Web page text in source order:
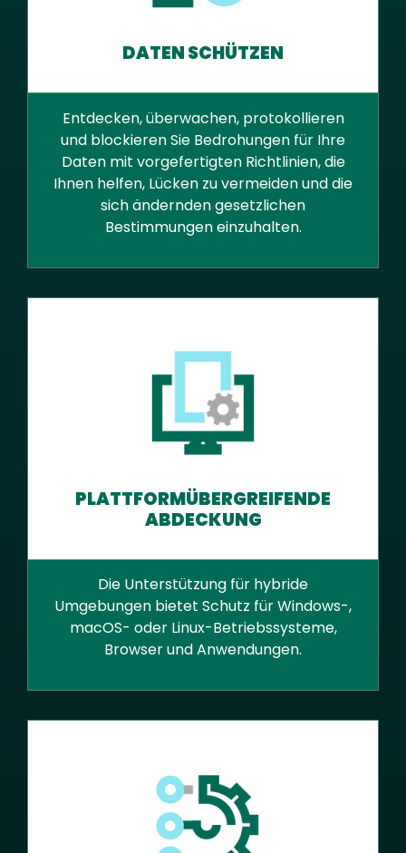
DATEN SCHÜTZEN
Entdecken, überwachen, protokollieren
und blockieren Sie Bedrohungen für Ihre
Daten mit vorgefertigten Richtlinien, die
Ihnen helfen, Lücken zu vermeiden und die
sich ändernden gesetzlichen
Bestimmungen einzuhalten.
PLATTFORMÜBERGREIFENDE
ABDECKUNG
Die Unterstützung für hybride
Umgebungen bietet Schutz für Windows-,
macOS- oder Linux-Betriebssysteme,
Browser und Anwendungen.